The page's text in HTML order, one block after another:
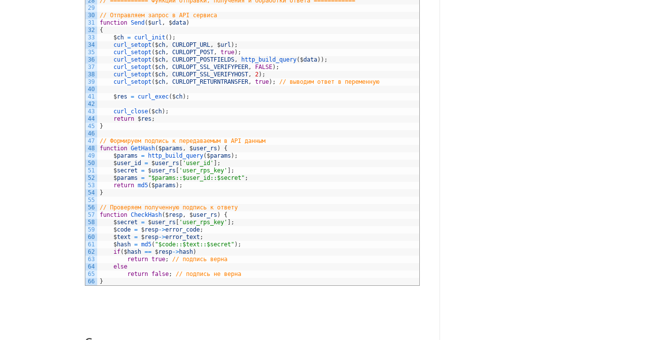
29
30
31
32
33
34
35
36
37
38
39
40
41
42
43
44
45
46
47
48
49
50
51
52
53
54
55
56
57
58
59
60
61
62
63
64
65
66
// Отправляем запрос в API сервиса
function Send ( $url , $data)
{
$ch = curl_init ( ) ;
curl_setopt ( $ch, CURLOPT_URL, $url ) ;
curl_setopt ( $ch, CURLOPT_POST, true) ;
curl_setopt ( $ch, CURLOPT_POSTFIELDS, http_build_query( $data) ) ;
curl_setopt ( $ch, CURLOPT_SSL_VERIFYPEER, FALSE) ;
curl_setopt ( $ch, CURLOPT_SSL_VERIFYHOST, 2) ;
curl_setopt ( $ch, CURLOPT_RETURNTRANSFER, true) ; // выводим ответ в переменную
$res = curl_exec( $ch) ;
curl_close( $ch) ;
return $res ;
}
// Формируем подпись к передаваемым в API данным
function GetHash( $params , $user_rs )
{
$params = http_build_query( $params ) ;
$user_id = $user_rs 'user_id'
;
$secret = $user_rs 'user_rps_key'
;
$params = "$params::$user_id::$secret" ;
return md5( $params ) ;
}
// Проверяем полученную подпись к ответу
function CheckHash( $resp, $user_rs )
{
$secret = $user_rs 'user_rps_key'
;
$code = $resp->error_code;
$text = $resp->error_text ;
$hash = md5( "$code::$text::$secret" ) ;
if( $hash == $resp->hash)
return true;
// подпись верна
else
return false;
// подпись не верна
}